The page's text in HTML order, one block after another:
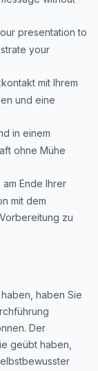
presentation to
your
mit Ihrem
und eine
in einem
ohne Mühe
Ende Ihrer
mit dem
zu
haben Sie
Der
geübt haben,